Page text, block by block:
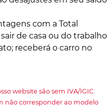
com a Total
de casa ou do trabalho
receberá o carro no
website são sem IVA/IGIC.
não corresponder ao modelo